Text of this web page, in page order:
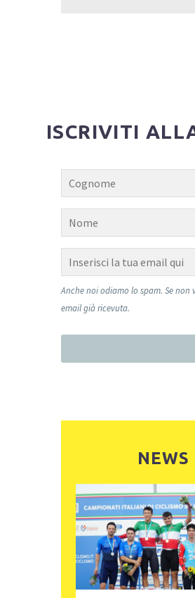
ISCRIVITI
Anche noi odiamo lo spam. Se
email già ricevuta.
NEWS